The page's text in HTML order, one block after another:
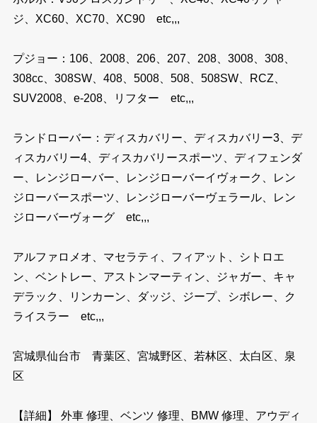
ジ、XC60、XC70、XC90 etc,,,
プジョー：106、2008、206、207、208、3008、308、
308cc、308SW、408、5008、508、508SW、RCZ、
SUV2008、e-208、リフター etc,,,
ランドローバー：ディスカバリー、ディスカバリー3、デ
ィスカバリー4、ディスカバリースポーツ、ディフェンダ
ー、レンジローバー、レンジローバーイヴォーク、レン
ジローバースポーツ、レンジローバーヴェラール、レン
ジローバーヴォーグ etc,,,
アルファロメオ、マセラティ、フィアット、シトロエ
ン、ベントレー、アストンマーティン、ジャガー、キャ
デラック、リンカーン、ダッジ、ジープ、シボレー、ク
ライスラー etc,,,
宮城県仙台市 青葉区、宮城野区、若林区、太白区、泉
区
【詳細】 外車 修理、ベンツ 修理、BMW 修理、アウディ